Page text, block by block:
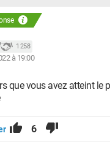
1 258
à 19:00
que vous avez atteint le
6